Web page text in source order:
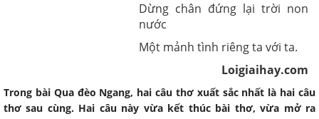
Dừng chân đứng lại trời non
nước
Một mảnh tình riêng ta với ta.
Loigiaihay.com
Trong bài Qua đèo Ngang, hai câu thơ xuất sắc nhất là hai câu
thơ sau cùng. Hai câu này vừa kết thúc bài thơ, vừa mở ra